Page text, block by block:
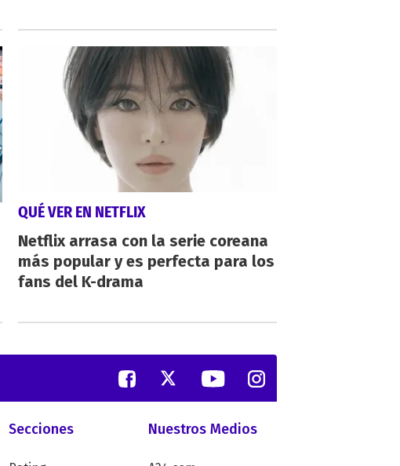
QUÉ VER EN NETFLIX
Netflix arrasa con la serie coreana
más popular y es perfecta para los
fans del K-drama
Secciones Nuestros Medios